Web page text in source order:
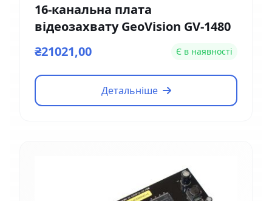
16-канальна плата
відеозахвату GeoVision GV-1480
₴21021,00
Є в наявності
Детальніше